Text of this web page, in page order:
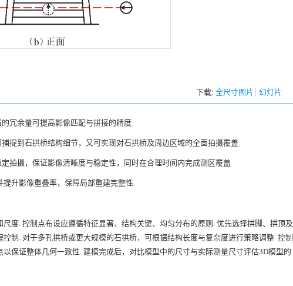
下载: 全尺寸图片 幻灯片
冗余量可提高影像匹配与拼接的精度.
捉到石拱桥结构细节，又可实现对石拱桥及周边区域的全面拍摄覆盖.
拍摄，保证影像清晰度与稳定性，同时在合理时间内完成测区覆盖.
升影像重叠率，保障局部重建完整性.
度. 控制点布设应遵循特征显著、结构关键、均匀分布的原则. 优先选择拱脚、拱顶及
制. 对于多孔拱桥或更大规模的石拱桥，可根据结构长度与复杂度进行策略调整. 控制
保证整体几何一致性. 建模完成后，对比模型中的尺寸与实际测量尺寸评估3D模型的